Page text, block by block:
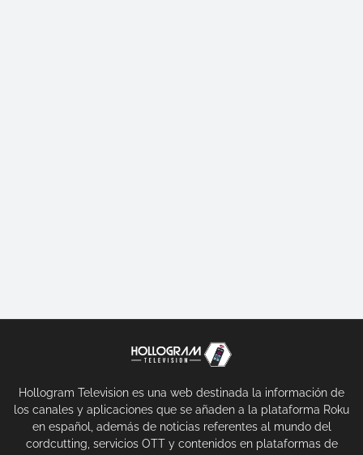
Hollogram Television es una web destinada la información de
los canales y aplicaciones que se añaden a la plataforma Roku
en español, además de noticias referentes al mundo del
cordcutting, servicios OTT y contenidos en plataformas de